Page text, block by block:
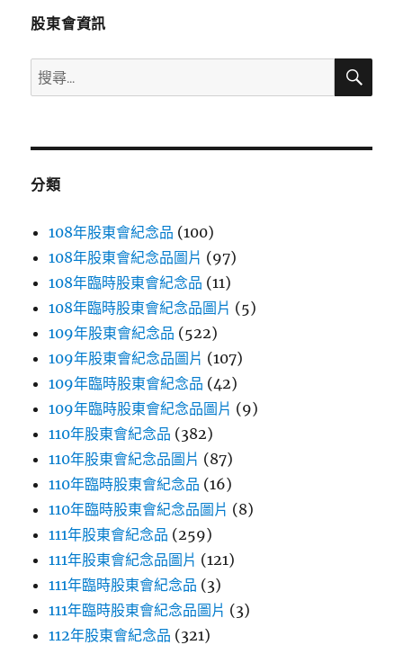
股東會資訊
搜
尋
鍵
搜
分類
108年股東會紀念品 (100)
108年股東會紀念品圖片 (97)
108年臨時股東會紀念品 (11)
108年臨時股東會紀念品圖片 (5)
109年股東會紀念品 (522)
109年股東會紀念品圖片 (107)
109年臨時股東會紀念品 (42)
109年臨時股東會紀念品圖片 (9)
110年股東會紀念品 (382)
110年股東會紀念品圖片 (87)
110年臨時股東會紀念品 (16)
110年臨時股東會紀念品圖片 (8)
111年股東會紀念品 (259)
111年股東會紀念品圖片 (121)
111年臨時股東會紀念品 (3)
111年臨時股東會紀念品圖片 (3)
112年股東會紀念品 (321)